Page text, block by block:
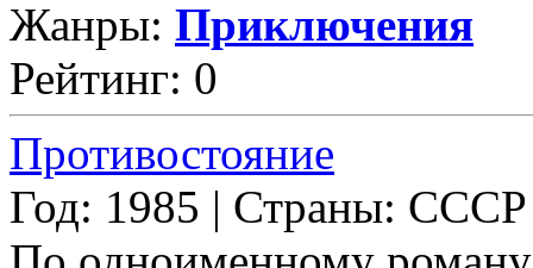
Жанры: Приключения
Рейтинг: 0
Противостояние
Год: 1985 | Страны: СССР